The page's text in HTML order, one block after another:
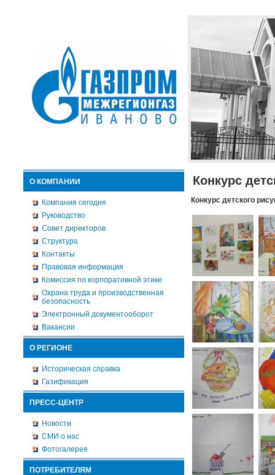
О КОМПАНИИ
Компания сегодня
Руководство
Совет директоров
Структура
Контакты
Правовая информация
Комиссия по корпоративной этике
Охрана труда и производственная
безопасность
Электронный документооборот
Вакансии
О РЕГИОНЕ
Историческая справка
Газификация
ПРЕСС-ЦЕНТР
Новости
СМИ о нас
Фотогалерея
ПОТРЕБИТЕЛЯМ
Конкурс
Конкурс детского